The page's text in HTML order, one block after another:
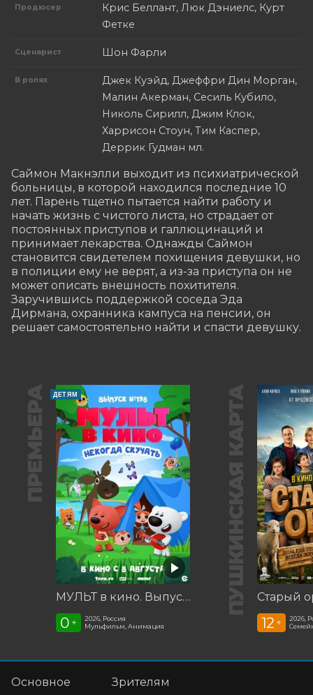
Продюсер
Крис Беллант, Люк Дэниелс, Курт
Фетке
Сценарист Шон Фарли
В ролях
Джек Куэйд, Джеффри Дин Морган,
Малин Акерман, Сесиль Кубило,
Николь Сирилл, Джим Клок,
Харрисон Стоун, Тим Каспер,
Деррик Гудман мл.
Саймон Макнэлли выходит из психиатрической
больницы, в которой находился последние 10
лет. Парень тщетно пытается найти работу и
начать жизнь с чистого листа, но страдает от
постоянных приступов и галлюцинаций и
принимает лекарства. Однажды Саймон
становится свидетелем похищения девушки, но
в полиции ему не верят, а из-за приступа он не
может описать внешность похитителя.
Заручившись поддержкой соседа Эда
Дирмана, охранника кампуса на пенсии, он
решает самостоятельно найти и спасти девушку.
ПРЕМЬЕРА ДЕТЯМ
МУЛЬТ в кино. Выпуск №198. Некогда скучать
0 +
2026, Россия
Мульфильм, Анимация
ПУШКИНСКАЯ КАРТА Старый
12 +
2026,
Основное Зрителям